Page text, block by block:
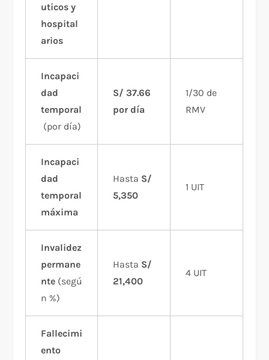
uticos y
hospital
arios
Incapaci
dad
temporal
(por día)
S/ 37.66
por día
1/30 de
RMV
Incapaci
dad
temporal
máxima
Hasta S/
5,350
1 UIT
Invalidez
permane
nte (segú
n %)
Hasta S/
21,400
4 UIT
Fallecimi
ento